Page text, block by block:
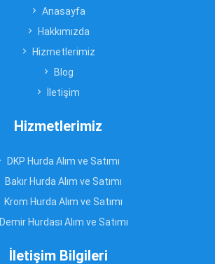
Anasayfa
Hakkımızda
Hizmetlerimiz
Blog
İletişim
Hizmetlerimiz
DKP Hurda Alım ve Satımı
Bakır Hurda Alım ve Satımı
Krom Hurda Alım ve Satımı
Demir Hurdası Alım ve Satımı
İletişim Bilgileri